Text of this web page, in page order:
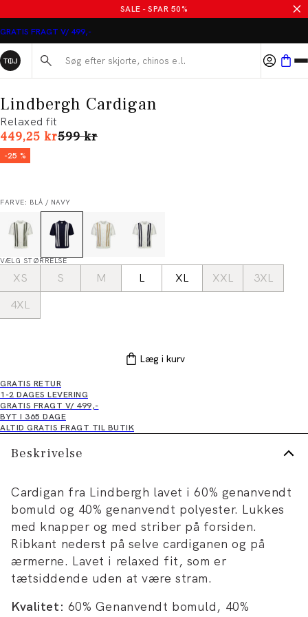
SALE - SPAR 50%
GRATIS FRAGT V/ 499,-
Søg her...
Lindbergh Cardigan
Relaxed fit
449,25 krI alt (uden rabat)
599 kr
-25 %
FARVE: BLÅ / NAVY
VÆLG STØRRELSE
XS S M L XL XXL
3XL
4XL
Læg i kurv
GRATIS RETUR
1-2 DAGES LEVERING
GRATIS FRAGT V/ 499,-
BYT I 365 DAGE
ALTID GRATIS FRAGT TIL BUTIK
Beskrivelse
Cardigan fra Lindbergh lavet i 60% genanvendt
bomuld og 40% genanvendt polyester. Lukkes
med knapper og med striber på forsiden.
Ribkant nederst på selve cardiganen og på
ærmerne. Lavet i relaxed fit, som er
tætsiddende uden at være stram.
Kvalitet: 60% Genanvendt bomuld, 40%